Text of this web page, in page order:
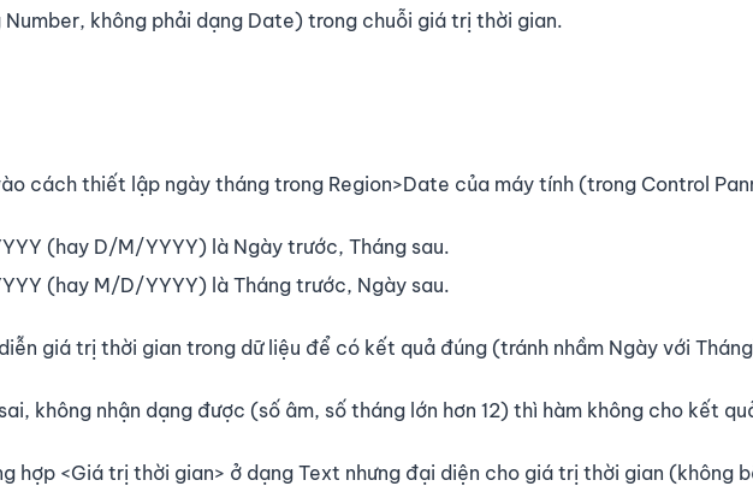
không phải dạng Date) trong chuỗi giá trị thời gian.
cách thiết lập ngày tháng trong Region>Date của máy tính (trong Control
(hay D/M/YYYY) là Ngày trước, Tháng sau.
(hay M/D/YYYY) là Tháng trước, Ngày sau.
giá trị thời gian trong dữ liệu để có kết quả đúng (tránh nhầm Ngày với
không nhận dạng được (số âm, số tháng lớn hơn 12) thì hàm không cho kết
hợp <Giá trị thời gian> ở dạng Text nhưng đại diện cho giá trị thời gian (không